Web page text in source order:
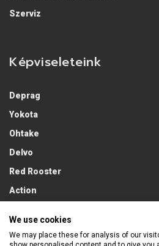
1. Hidraulikus manométer / 2.
Hőmérséklet és páraszenzor
eszközzel összekapcsolható) /
Szerviz
Képviseleteink
Deprag
Yokota
Ohtake
Delvo
Red Rooster
Action
We use cookies
We may place these for analysis of our